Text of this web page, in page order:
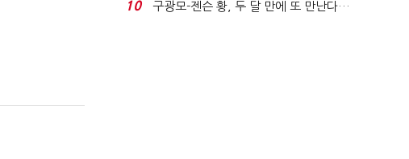
10
구광모-젠슨 황, 두 달 만에 또 만난다…